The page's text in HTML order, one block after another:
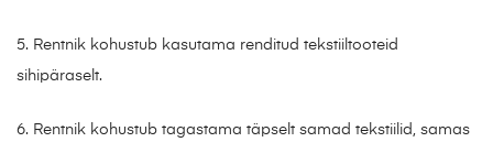
5. Rentnik kohustub kasutama renditud tekstiiltooteid
sihipäraselt.
6. Rentnik kohustub tagastama täpselt samad tekstiilid, samas